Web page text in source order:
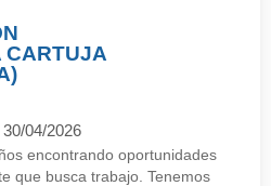
CARTUJA
30/04/2026
encontrando oportunidades
que busca trabajo. Tenemos